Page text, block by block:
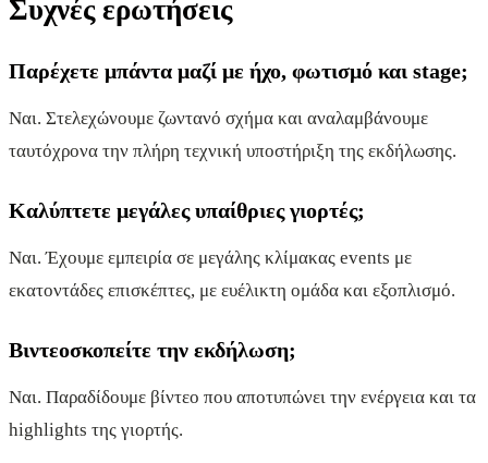
Συχνές ερωτήσεις
Παρέχετε μπάντα μαζί με ήχο, φωτισμό και stage;
Ναι. Στελεχώνουμε ζωντανό σχήμα και αναλαμβάνουμε
ταυτόχρονα την πλήρη τεχνική υποστήριξη της εκδήλωσης.
Καλύπτετε μεγάλες υπαίθριες γιορτές;
Ναι. Έχουμε εμπειρία σε μεγάλης κλίμακας events με
εκατοντάδες επισκέπτες, με ευέλικτη ομάδα και εξοπλισμό.
Βιντεοσκοπείτε την εκδήλωση;
Ναι. Παραδίδουμε βίντεο που αποτυπώνει την ενέργεια και τα
highlights της γιορτής.